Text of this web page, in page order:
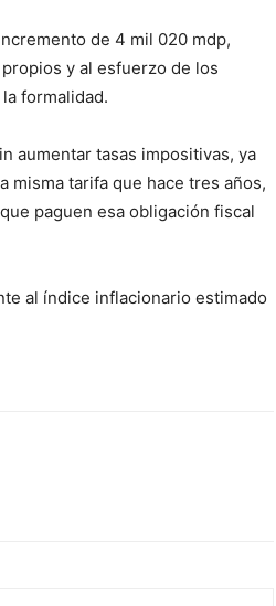
de 4 mil 020 mdp,
y al esfuerzo de los
formalidad.
aumentar tasas impositivas, ya
misma tarifa que hace tres años,
paguen esa obligación fiscal
al índice inflacionario estimado